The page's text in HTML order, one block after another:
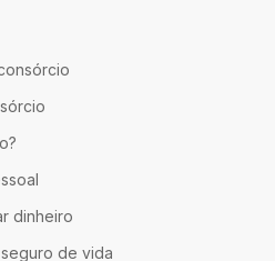
dinheiro
de vida